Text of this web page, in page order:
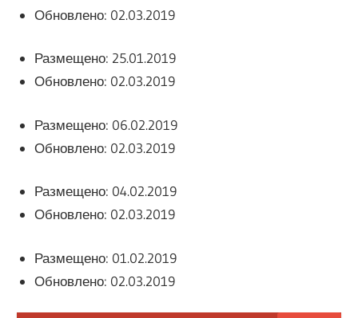
Обновлено: 02.03.2019
Размещено: 25.01.2019
Обновлено: 02.03.2019
Размещено: 06.02.2019
Обновлено: 02.03.2019
Размещено: 04.02.2019
Обновлено: 02.03.2019
Размещено: 01.02.2019
Обновлено: 02.03.2019